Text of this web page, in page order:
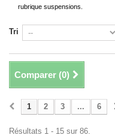
rubrique suspensions.
Tri
Comparer (0)
1 2 3 ... 6
Résultats 1 - 15 sur 86.